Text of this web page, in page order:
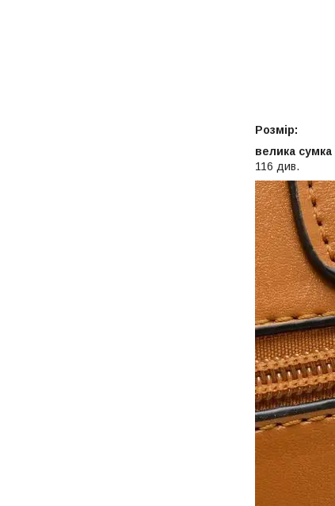
Розмір:
велика сумка
116 див.